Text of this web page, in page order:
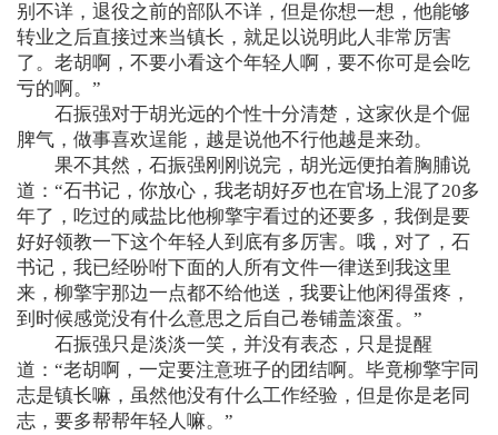
别不详，退役之前的部队不详，但是你想一想，他能够
转业之后直接过来当镇长，就足以说明此人非常厉害
了。老胡啊，不要小看这个年轻人啊，要不你可是会吃
亏的啊。”
石振强对于胡光远的个性十分清楚，这家伙是个倔
脾气，做事喜欢逞能，越是说他不行他越是来劲。
果不其然，石振强刚刚说完，胡光远便拍着胸脯说
道：“石书记，你放心，我老胡好歹也在官场上混了20多
年了，吃过的咸盐比他柳擎宇看过的还要多，我倒是要
好好领教一下这个年轻人到底有多厉害。哦，对了，石
书记，我已经吩咐下面的人所有文件一律送到我这里
来，柳擎宇那边一点都不给他送，我要让他闲得蛋疼，
到时候感觉没有什么意思之后自己卷铺盖滚蛋。”
石振强只是淡淡一笑，并没有表态，只是提醒
道：“老胡啊，一定要注意班子的团结啊。毕竟柳擎宇同
志是镇长嘛，虽然他没有什么工作经验，但是你是老同
志，要多帮帮年轻人嘛。”